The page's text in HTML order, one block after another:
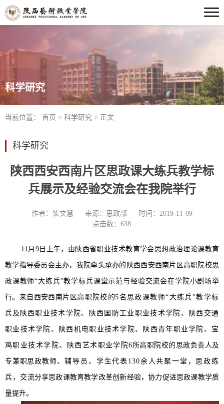
科学研究
当前位置： 首页 > 科学研究 > 正文
科学研究
陕西西安西南片区思政课大练兵教学标
兵展示及经验交流会在我院举行
作者：柴文慧 来源：思政部
时间：2019-11-09
点击数：638
11月9日上午，由陕西省职业技术教育学会思想政治理论课教育
教学指导委员会主办，我院牵头承办的陕西西安西南片区高职院校思
政课教师“大练兵”教学标兵课堂示范与经验交流会在学院小剧场举
行。 来自 西安西南片区 高职院校 的5名思政课教师“大练兵”教学标
兵及 陕西职业技术学院、陕西国防工业职业技术学院、陕西交通
职业技术学院、陕西机电职业技术学院、陕西青年职业学院、宝
鸡职业技术学院、陕西艺术职业学院6所高职院校的思政负责人及
专兼职思政教师 、辅导员、学生代表 130余人共聚一堂，思政练
兵， 交流分享思政课教育教学改革创新经验，协力促进思政课教学质
量提升。